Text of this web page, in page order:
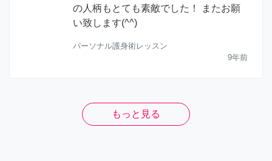
の人柄もとても素敵でした！ またお願
い致します(^^)
パーソナル護身術レッスン
9年前
もっと見る